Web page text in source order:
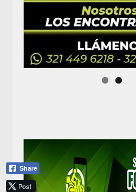
Share
Post